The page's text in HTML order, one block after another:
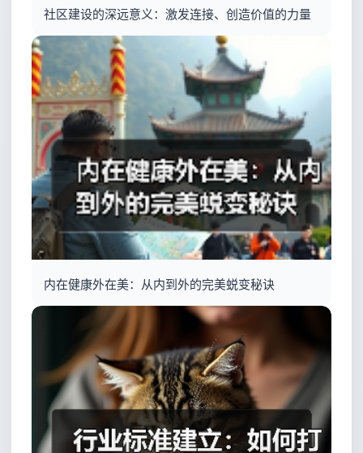
社区建设的深远意义：激发连接、创造价值的力量
内在健康外在美：从内到外的完美蜕变秘诀